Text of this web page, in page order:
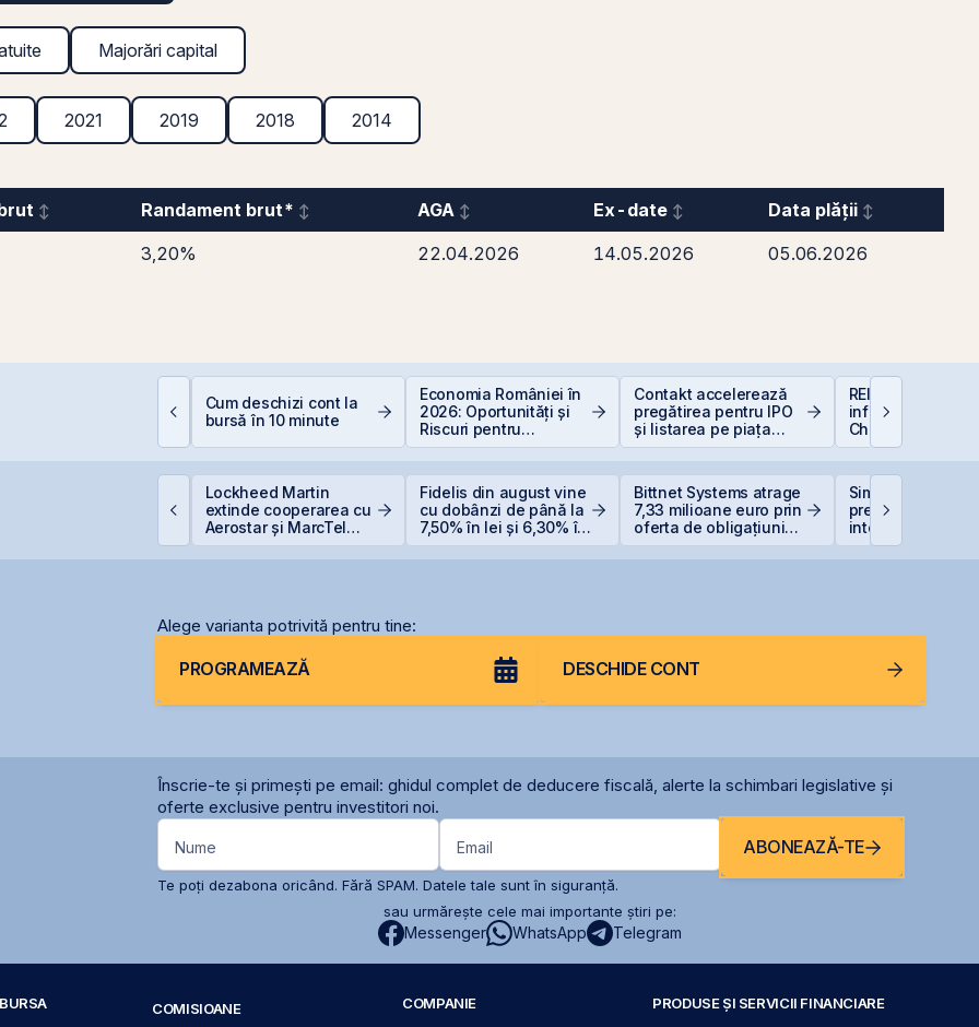
Majorări capital
2021 2019 2018 2014
Randament brut* AGA Ex-date
Data plății
3,20% 22.04.2026 14.05.2026 05.06.2026
Cum deschizi cont la
bursă în 10 minute
Economia României în
2026: Oportunități și
Riscuri pentru
Investitori
Contakt accelerează
pregătirea pentru IPO
și listarea pe piața
AeRO a BVB
REIT-urile de
infrastructură din
China - să
la cel ce
Lockheed Martin
extinde cooperarea cu
Aerostar și MarcTel
Fidelis din august vine
cu dobânzi de până la
7,50% în lei și 6,30% în
Bittnet Systems atrage
7,33 milioane euro prin
oferta de obligațiuni
Simtel își extinde
prezența
internațională
deschiderea unei
Alege varianta potrivită pentru tine:
PROGRAMEAZĂ DESCHIDE CONT
Înscrie-te și primești pe email: ghidul complet de deducere fiscală, alerte la schimbari legislative și
oferte exclusive pentru investitori noi.
Nume Email ABONEAZĂ-TE
Te poți dezabona oricând. Fără SPAM. Datele tale sunt în siguranță.
sau urmărește cele mai importante știri pe:
Messenger WhatsApp Telegram
COMISIOANE
COMPANIE PRODUSE ȘI SERVICII FINANCIARE